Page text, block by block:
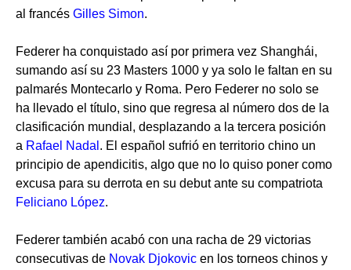
al francés Gilles Simon.
Federer ha conquistado así por primera vez Shanghái,
sumando así su 23 Masters 1000 y ya solo le faltan en su
palmarés Montecarlo y Roma. Pero Federer no solo se
ha llevado el título, sino que regresa al número dos de la
clasificación mundial, desplazando a la tercera posición
a Rafael Nadal . El español sufrió en territorio chino un
principio de apendicitis, algo que no lo quiso poner como
excusa para su derrota en su debut ante su compatriota
Feliciano López.
Federer también acabó con una racha de 29 victorias
consecutivas de Novak Djokovic en los torneos chinos y